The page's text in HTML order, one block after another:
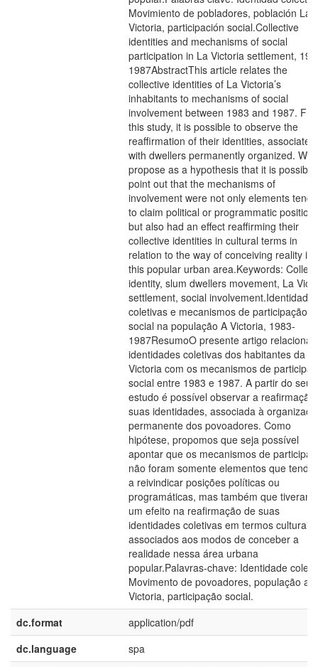
Movimiento de pobladores, población La
Victoria, participación social.Collective
identities and mechanisms of social
participation in La Victoria settlement,
1987AbstractThis article relates the
collective identities of La Victoria’s
inhabitants to mechanisms of social
involvement between 1983 and 1987.
this study, it is possible to observe the
reaffirmation of their identities, associated
with dwellers permanently organized. We
propose as a hypothesis that it is
point out that the mechanisms of
involvement were not only elements
to claim political or programmatic
but also had an effect reaffirming their
collective identities in cultural terms in
relation to the way of conceiving reality in
this popular urban area.Keywords:
identity, slum dwellers movement, La
settlement, social involvement.Identidades
coletivas e mecanismos de participação
social na população A Victoria, 1983-
1987ResumoO presente artigo relaciona
identidades coletivas dos habitantes da
Victoria com os mecanismos de
social entre 1983 e 1987. A partir do seu
estudo é possível observar a reafirmação
suas identidades, associada à
permanente dos povoadores. Como
hipótese, propomos que seja possível
apontar que os mecanismos de
não foram somente elementos que
a reivindicar posições políticas ou
programáticas, mas também que tiveram
um efeito na reafirmação de suas
identidades coletivas em termos culturais
associados aos modos de conceber a
realidade nessa área urbana
popular.Palavras-chave: Identidade
Movimento de povoadores, população a
Victoria, participação social.
dc.format
application/pdf
dc.language
spa